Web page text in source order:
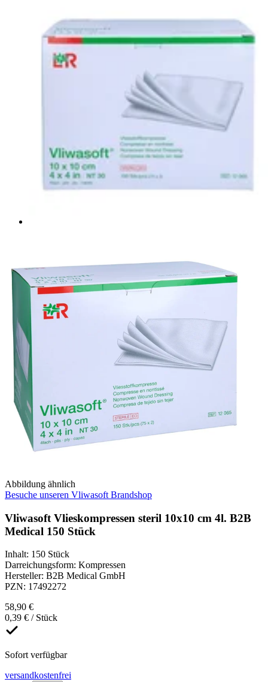
Abbildung ähnlich
Besuche unseren Vliwasoft Brandshop
Vliwasoft Vlieskompressen steril 10x10 cm 4l. B2B
Medical 150 Stück
Inhalt: 150 Stück
Darreichungsform: Kompressen
Hersteller: B2B Medical GmbH
PZN: 17492272
58,90 €
0,39 € / Stück
Sofort verfügbar
versandkostenfrei